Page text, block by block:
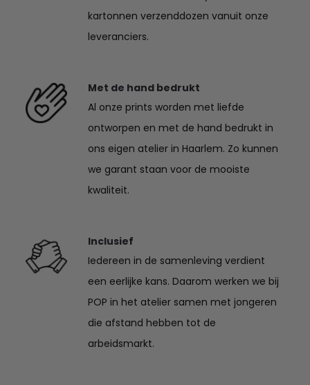
kartonnen verzenddozen vanuit onze
leveranciers.
Met de hand bedrukt
Al onze prints worden met liefde
ontworpen en met de hand bedrukt in
ons eigen atelier in Haarlem. Zo kunnen
we garant staan voor de mooiste
kwaliteit.
Inclusief
Iedereen in de samenleving verdient
een eerlijke kans. Daarom werken we bij
POP in het atelier samen met jongeren
die afstand hebben tot de
arbeidsmarkt.